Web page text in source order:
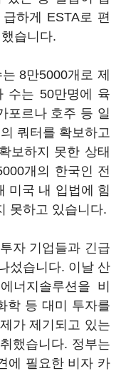
하게 ESTA로 편
습니다.
는8만5000개로 제
수는 50만명에 육
포르나 호주 등 일
쿼터를 확보하고
보하지 못한 상태
개의 한국인 전
미국 내 입법에 힘
못하고 있습니다.
자 기업들과 긴급
섰습니다. 이날 산
에너지솔루션을 비
학 등 대미 투자를
가 제기되고 있는
했습니다. 정부는
에 필요한 비자 카